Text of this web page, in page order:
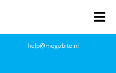
help@megabite.nl